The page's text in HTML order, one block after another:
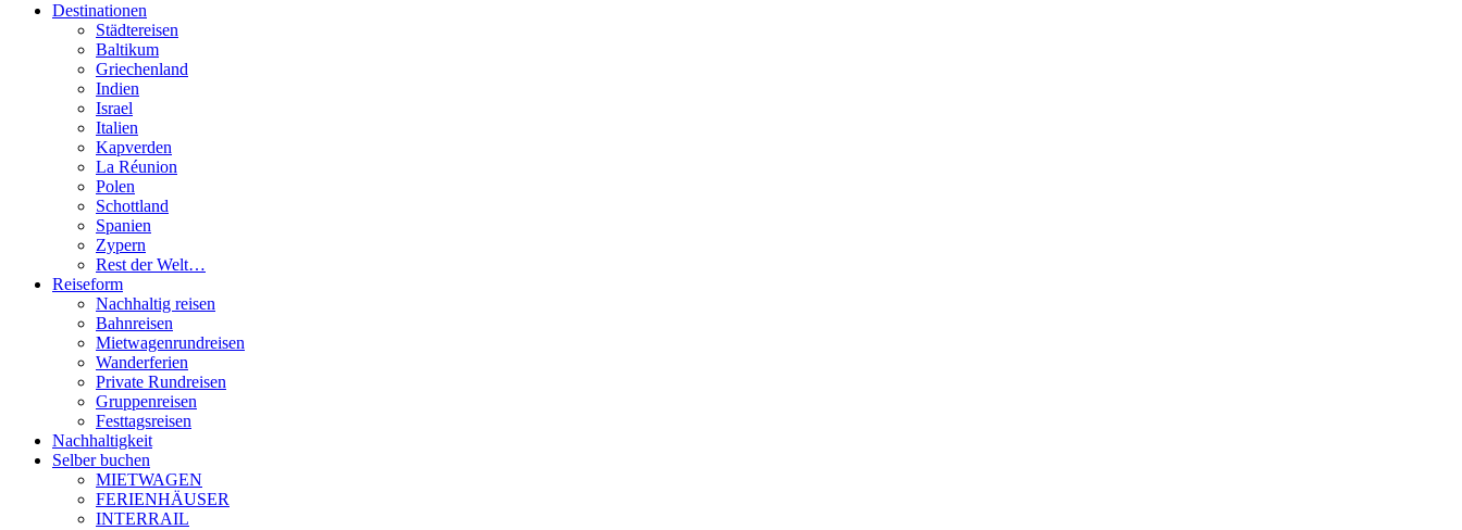
Destinationen
Städtereisen
Baltikum
Griechenland
Indien
Israel
Italien
Kapverden
La Réunion
Polen
Schottland
Spanien
Zypern
Rest der Welt…
Reiseform
Nachhaltig reisen
Bahnreisen
Mietwagenrundreisen
Wanderferien
Private Rundreisen
Gruppenreisen
Festtagsreisen
Nachhaltigkeit
Selber buchen
MIETWAGEN
FERIENHÄUSER
INTERRAIL